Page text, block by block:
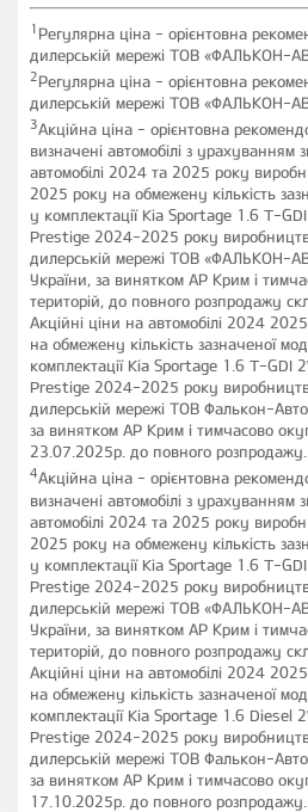
1 Регулярна ціна - орієнтовна
дилерській мережі ТОВ «ФАЛЬКОН-
2Регулярна ціна - орієнтовна
дилерській мережі ТОВ «ФАЛЬКОН-
3Акційна ціна - орієнтовна
визначені автомобілі з урахуванням
автомобілі 2024 та 2025 року
2025 року на обмежену кількість
у комплектації Kia Sportage 1.6 T-
Prestige 2024-2025 року
дилерській мережі ТОВ «ФАЛЬКОН-
України, за винятком АР Крим і
територій, до повного розпродажу
Акційні ціни на автомобілі 2024
на обмежену кількість зазначеної
комплектації Kia Sportage 1.6 T-GDI
Prestige 2024-2025 року
дилерській мережі ТОВ Фалькон-Авто
за винятком АР Крим і тимчасово
23.07.2025р. до повного розпродажу.
4Акційна ціна - орієнтовна
визначені автомобілі з урахуванням
автомобілі 2024 та 2025 року
2025 року на обмежену кількість
у комплектації Kia Sportage 1.6 T-
Prestige 2024-2025 року
дилерській мережі ТОВ «ФАЛЬКОН-
України, за винятком АР Крим і
територій, до повного розпродажу
Акційні ціни на автомобілі 2024
на обмежену кількість зазначеної
комплектації Kia Sportage 1.6 Diesel
Prestige 2024-2025 року
дилерській мережі ТОВ Фалькон-Авто
за винятком АР Крим і тимчасово
17.10.2025р. до повного розпродажу.